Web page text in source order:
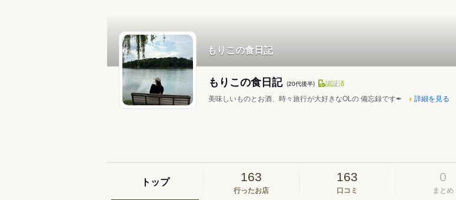
もりこの食日記
もりこの食日記 (20代後半) 認証済
美味しいものとお酒、時々旅行が大好きなOLの 備忘録です✒︎ 詳細を見る
トップ 163
行ったお店
163
口コミ
0
まとめ